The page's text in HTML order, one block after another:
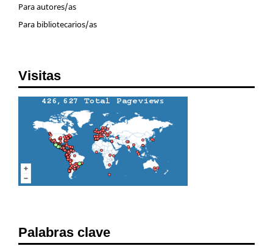
Para autores/as
Para bibliotecarios/as
Visitas
Palabras clave